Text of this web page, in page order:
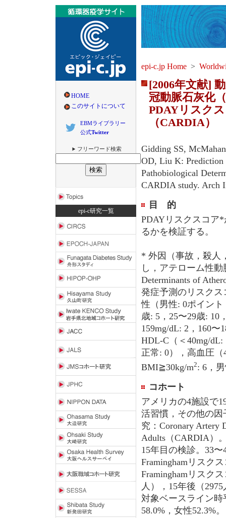
HOME
このサイトについて
EBMライブラリー
公式Twitter
フリーワード検索
epi-c研究一覧
epi-c.jp Home >
[2006年文献]
冠動脈石灰化
PDAYリスク
（CARDIA）
Gidding SS,
OD, Liu K: Prediction
Pathobiological
CARDIA study. Arch
目 的
PDAYリスクスコア
るかを検証する。
* 外因（事故，殺人
し，アテローム性
Determinants of
発症予測のリスクス
性（男性: 0ポイント
歳: 5，25〜29歳: 10
159mg/dL: 2，160〜
HDL-C（＜40mg/
正常: 0），高血圧
BMI≧30kg/m2: 6，
コホート
アメリカの4施設で
活習慣，その他の
究：Coronary Artery
Adults（CARDIA）
15年目の検診。33
Framinghamリスク
Framinghamリスク
人），15年後（
対象ベースライン時
58.0%，女性52.3%。